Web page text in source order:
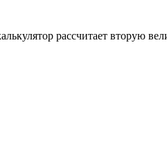
рассчитает вторую